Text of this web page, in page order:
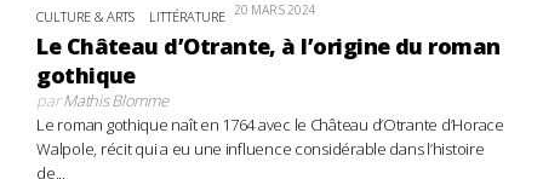
CULTURE & ARTS LITTÉRATURE 20 MARS 2024
Le Château d’Otrante, à l’origine du roman
gothique
parMathis Blomme
Le roman gothique naît en 1764 avec le Château d’Otrante d’Horace
Walpole, récit qui a eu une influence considérable dans l’histoire
de...